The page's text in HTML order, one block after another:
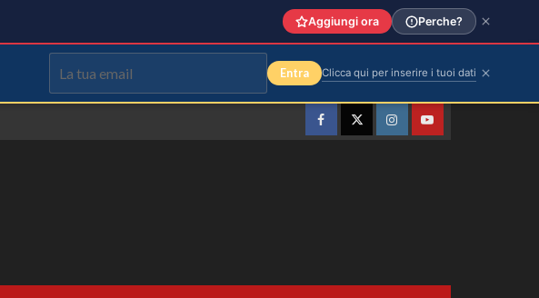
FacebookTwitterInstagramYouTube
Aggiungi ora Perche?
Entra Clicca qui per inserire i tuoi dati